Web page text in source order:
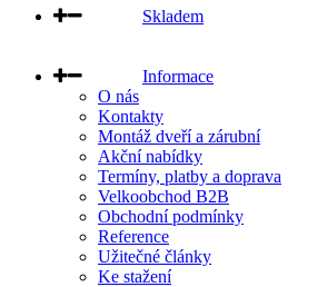
Skladem
Informace
O nás
Kontakty
Montáž dveří a zárubní
Akční nabídky
Termíny, platby a doprava
Velkoobchod B2B
Obchodní podmínky
Reference
Užitečné články
Ke stažení